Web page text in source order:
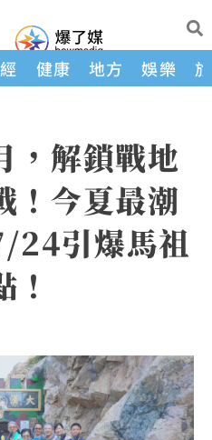
健康 地方 娛樂
，解鎖戰地
！今夏最潮
24引爆馬祖